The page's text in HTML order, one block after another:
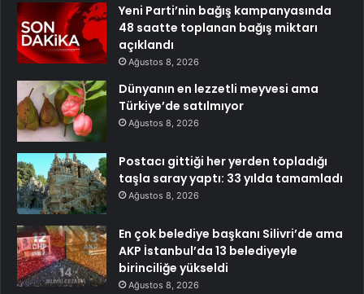
Yeni Parti’nin bağış kampanyasında
48 saatte toplanan bağış miktarı
açıklandı
Ağustos 8, 2026
Dünyanın en lezzetli meyvesi ama
Türkiye’de satılmıyor
Ağustos 8, 2026
Postacı gittiği her yerden topladığı
taşla saray yaptı: 33 yılda tamamladı
Ağustos 8, 2026
En çok belediye başkanı Silivri’de ama
AKP İstanbul’da 13 belediyeyle
birinciliğe yükseldi
Ağustos 8, 2026